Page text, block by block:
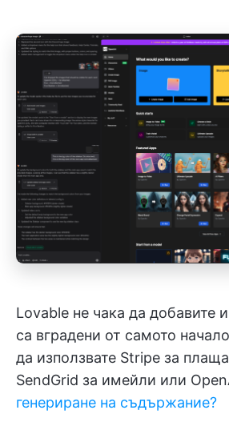
Lovable не чака да добавите
са вградени от самото
да използвате Stripe за
SendGrid за имейли или
генериране на съдържание?